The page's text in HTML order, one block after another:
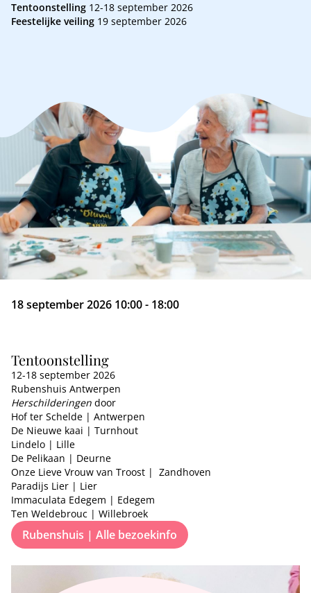
Tentoonstelling 12-18 september 2026
Feestelijke veiling 19 september 2026
18 september 2026 10:00 - 18:00
Tentoonstelling
12-18 september 2026
Rubenshuis Antwerpen
Herschilderingen door
Hof ter Schelde | Antwerpen
De Nieuwe kaai | Turnhout
Lindelo | Lille
De Pelikaan | Deurne
Onze Lieve Vrouw van Troost | Zandhoven
Paradijs Lier | Lier
Immaculata Edegem | Edegem
Ten Weldebrouc | Willebroek
Rubenshuis | Alle bezoekinfo